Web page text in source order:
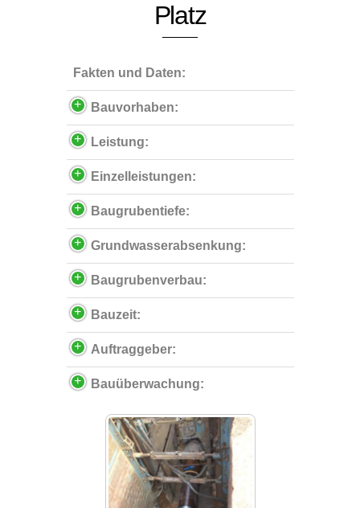
Platz
Fakten und Daten:
Bauvorhaben:
Leistung:
Einzelleistungen:
Baugrubentiefe:
Grundwasserabsenkung:
Baugrubenverbau:
Bauzeit:
Auftraggeber:
Bauüberwachung: